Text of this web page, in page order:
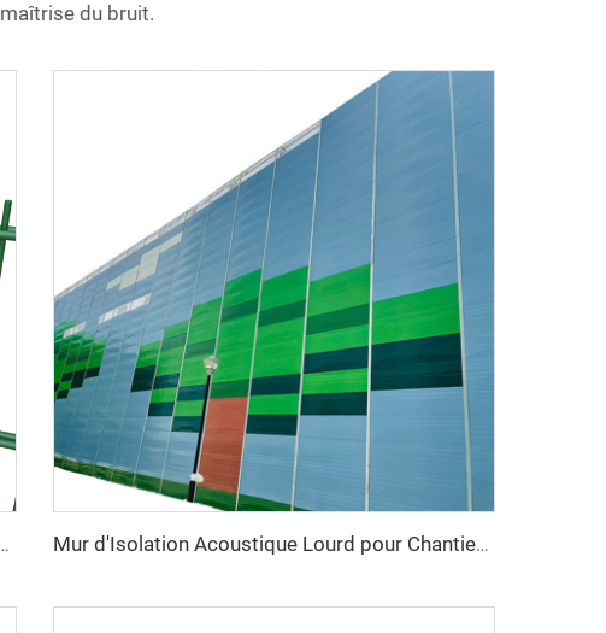
du bruit.
en vinyle vert, double fil 868, maille 2D pour jardin Mur d'Isolation Acoustique Lourd pour Chantiers Extérieurs Temporaire de Réduction du Bruit